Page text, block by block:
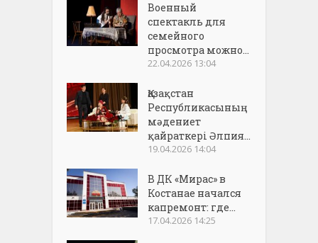
Военный
спектакль для
семейного
просмотра можно...
22.04.2026 13:04
Қазақстан
Республикасының
мәдениет
қайраткері Әлпия...
19.04.2026 14:04
В ДК «Мирас» в
Костанае начался
капремонт: где...
17.04.2026 14:25